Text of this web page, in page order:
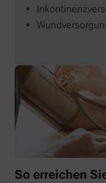
So erreichen